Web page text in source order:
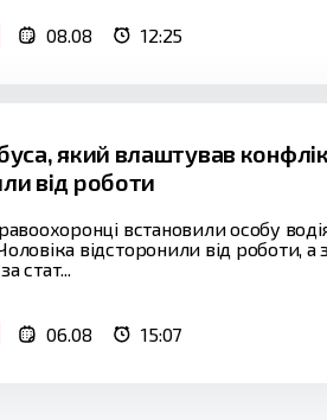
08.08 12:25
який влаштував
від роботи
встановили особу
відсторонили від роботи,
стат...
06.08 15:07